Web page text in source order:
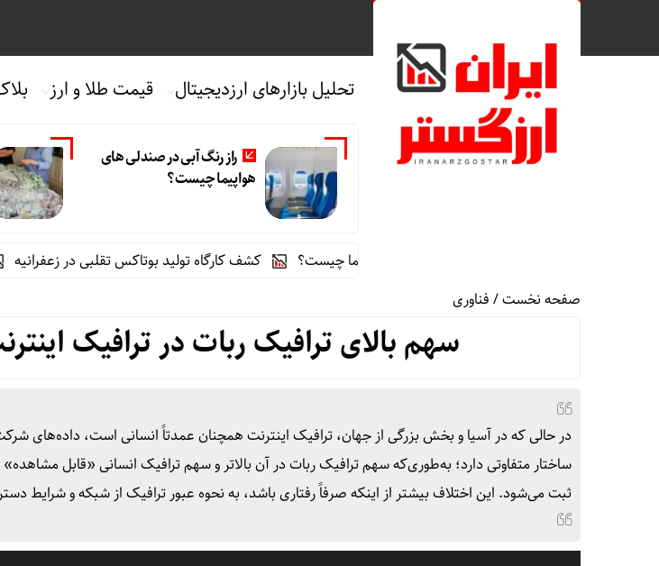
تحلیل بازارهای ارزدیجیتال قیمت طلا و ارز
راز رنگ آبی در صندلی های
هواپیما چیست؟
راز رنگ آبی در صندلی های هواپیما چیست؟ کشف کارگاه تولید بوتاکس تقلبی در زعفرانیه
صفحه نخست/فناوری
سهم بالای ترافیک ربات در ترافیک
در حالی که در آسیا و بخش بزرگی از جهان، ترافیک اینترنت همچنان عمدتاً انسانی است، داده‌های
ساختار متفاوتی دارد؛ به‌طوری‌که سهم ترافیک ربات در آن بالاتر و سهم ترافیک انسانی «قابل مشاهده»
ثبت می‌شود. این اختلاف بیشتر از اینکه صرفاً رفتاری باشد، به نحوه عبور ترافیک از شبکه و شرایط